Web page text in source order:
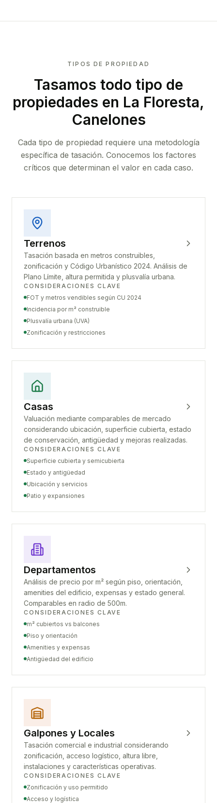
TIPOS DE PROPIEDAD
Tasamos todo tipo de
propiedades en La Floresta,
Canelones
Cada tipo de propiedad requiere una metodología
específica de tasación. Conocemos los factores
críticos que determinan el valor en cada caso.
Terrenos
Tasación basada en metros construibles,
zonificación y Código Urbanístico 2024. Análisis de
Plano Límite, altura permitida y plusvalía urbana.
CONSIDERACIONES CLAVE
FOT y metros vendibles según CU 2024
Incidencia por m² construible
Plusvalía urbana (UVA)
Zonificación y restricciones
Casas
Valuación mediante comparables de mercado
considerando ubicación, superficie cubierta, estado
de conservación, antigüedad y mejoras realizadas.
CONSIDERACIONES CLAVE
Superficie cubierta y semicubierta
Estado y antigüedad
Ubicación y servicios
Patio y expansiones
Departamentos
Análisis de precio por m² según piso, orientación,
amenities del edificio, expensas y estado general.
Comparables en radio de 500m.
CONSIDERACIONES CLAVE
m² cubiertos vs balcones
Piso y orientación
Amenities y expensas
Antigüedad del edificio
Galpones y Locales
Tasación comercial e industrial considerando
zonificación, acceso logístico, altura libre,
instalaciones y características operativas.
CONSIDERACIONES CLAVE
Zonificación y uso permitido
Acceso y logística